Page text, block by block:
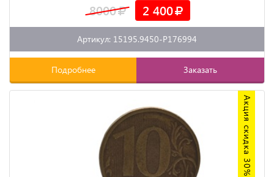
8000 2 400
Артикул: 15195.9450-P176994
Подробнее Заказать
Акция скидка 30%